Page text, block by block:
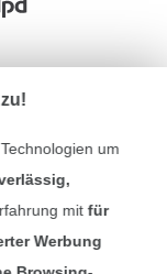
(aktuell
um
mitfür
Werbung